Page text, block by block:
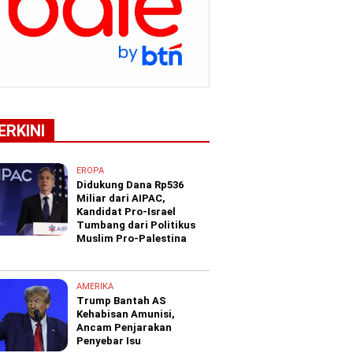
EROPA
Didukung Dana Rp536
Miliar dari AIPAC,
Kandidat Pro-Israel
Tumbang dari Politikus
Muslim Pro-Palestina
AMERIKA
Trump Bantah AS
Kehabisan Amunisi,
Ancam Penjarakan
Penyebar Isu